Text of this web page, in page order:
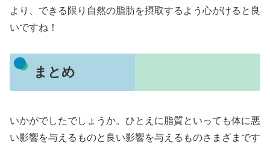
より、できる限り自然の脂肪を摂取するよう心がけると良
いですね！
まとめ
いかがでしたでしょうか。ひとえに脂質といっても体に悪
い影響を与えるものと良い影響を与えるものさまざまです